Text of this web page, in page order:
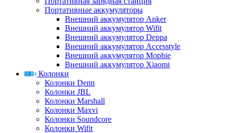
Портативные аккумуляторы
Внешний аккумулятор Anker
Внешний аккумулятор Wifit
Внешний аккумулятор Deppa
Внешний аккумулятор Accesstyle
Внешний аккумулятор Mophie
Внешний аккумулятор Xiaomi
Колонки
Колонки Denn
Колонки JBL
Колонки Marshall
Колонки Maxvi
Колонки Soundcore
Колонки Wifit